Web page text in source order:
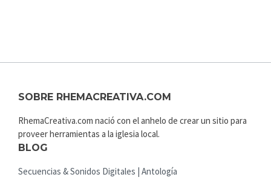
SOBRE RHEMACREATIVA.COM
RhemaCreativa.com nació con el anhelo de crear un sitio para
proveer herramientas a la iglesia local.
BLOG
Secuencias & Sonidos Digitales | Antología